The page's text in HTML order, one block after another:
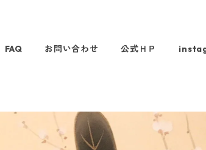
FAQ お問い合わせ 公式ＨＰ